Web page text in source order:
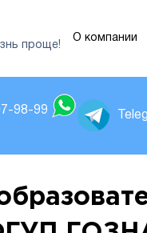
проще!
О компании
98-99